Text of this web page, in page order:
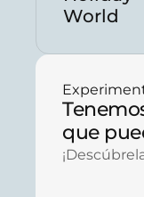
World
que